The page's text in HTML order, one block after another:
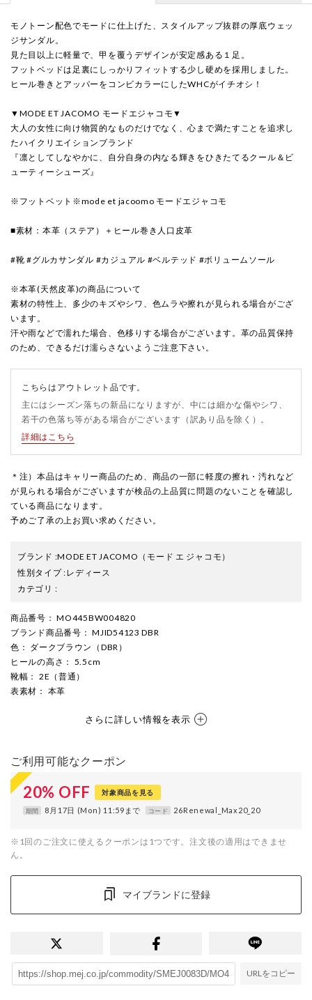
モノトーン配色でモードに仕上げた、スタイルアップ抜群の厚底ウェッ
ジサンダル。
見た目以上に軽量で、甲を覆うデザインが安定感ある１足。
フットベッドは足裏にしっかりフィットする少し硬めを採用しました。
ヒール巻きとアッパーをコンビカラーにしたWHCがイチオシ！
▼MODE ET JACOMO モードエジャコモ▼
大人の女性に向け物質的なものだけでなく、心まで満たすことを追求し
たハイクリエイションブランド
『凛としてしなやかに、自分自身の内なる輝きをひきたてるクール＆ビ
ューティーシューズ』
※フットベット ※mode et jacoomo モードエジャコモ
■素材：本革（ステア）＋ヒール巻き人口皮革
#靴 #グルカサンダル #カジュアル #ベルテッド #ボリュームソール
※本革(天然皮革)の商品について
素材の特性上、多少のキズやシワ、色ムラや擦れが見られる場合がござ
います。
汗や雨などで濡れた場合、色移りする場合がございます。革の品質保持
のため、できるだけ濡らさないようご注意下さい。
こちらはアウトレット品です。
主にはシーズン落ちの新品になりますが、中には細かな傷やシワ、
若干の色落ち等がある場合がございます（訳あり品を除く）。
詳細はこちら
＊注）本品はキャリー商品のため、商品の一部に軽度の擦れ・汚れなど
が見られる場合がございますが検品の上品質に問題のないことを確認し
ている商品になります。
予めご了承の上お買い求めください。
ブランド :MODE ET JACOMO （モード エ ジャコモ）
性別タイプ:レディース
カテゴリ :
商品番号 ： MO445BW004820
ブランド商品番号 ： MJID54123 DBR
色 ： ダークブラウン（DBR）
ヒールの高さ ： 5.5cm
靴幅 ： 2E（普通）
表素材 ： 本革
さらに詳しい情報を表示
ご利用可能なクーポン
20% OFF 対象商品を見る
期間 8月17日 (Mon) 11:59まで コード 26Renewal_Max20_20
※1回のご注文に使えるクーポンは1つです。注文後の適用はできませ
ん。
マイブランドに登録
URLをコピー